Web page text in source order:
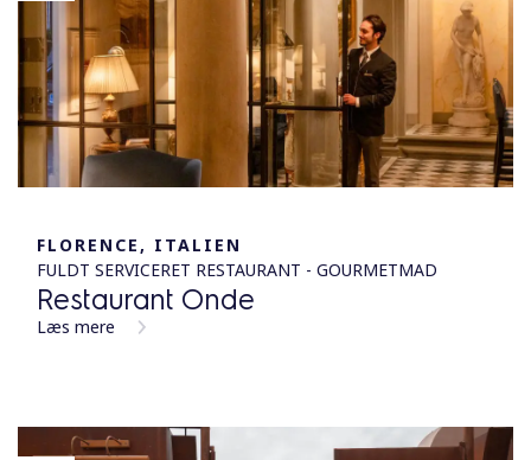
FLORENCE, ITALIEN
FULDT SERVICERET RESTAURANT - GOURMETMAD
Restaurant Onde
Læs mere